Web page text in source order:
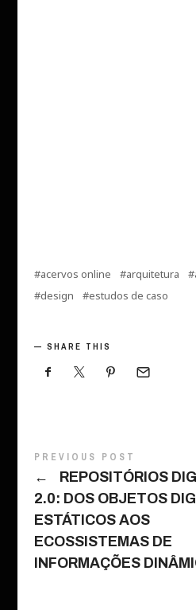
acervos online arquitetura
design
estudos de caso
SHARE THIS
PREVIOUS POST
←
REPOSITÓRIOS
2.0: DOS OBJETOS
ESTÁTICOS AOS
ECOSSISTEMAS DE
INFORMAÇÕES